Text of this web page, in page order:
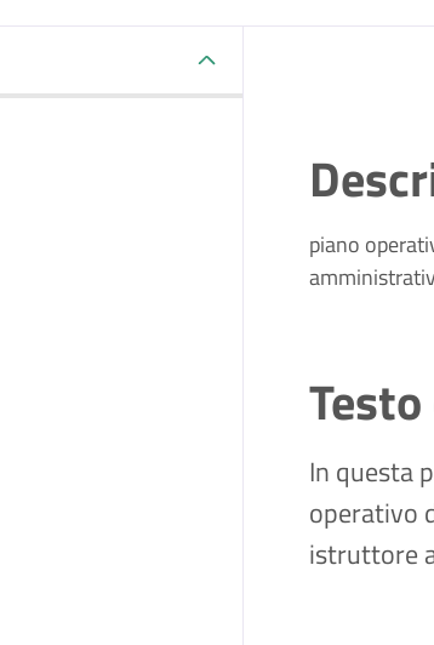
piano
In questa
operativo
istruttore